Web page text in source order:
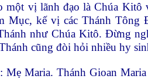
một vị lãnh đạo là Chúa Kitô
Mục, kế vị các Thánh Tông
như Chúa Kitô. Ðừng
cũng đòi hỏi nhiều hy
Maria. Thánh Gioan